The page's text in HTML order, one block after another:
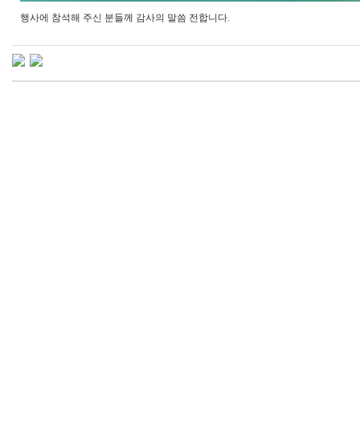
행사에 참석해 주신 분들께 감사의 말씀 전합니다.